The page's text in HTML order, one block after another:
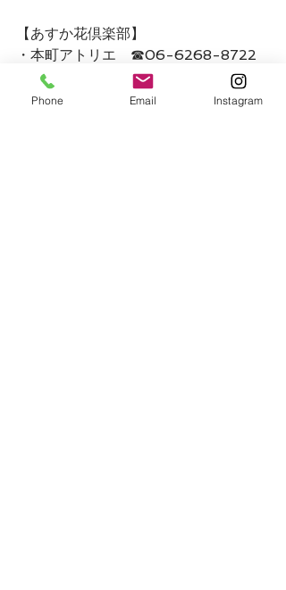
【あすか花倶楽部】
・本町アトリエ　☎06-6268-8722
・京橋スタジオ　☎06-6354-8538
Phone Email Instagram